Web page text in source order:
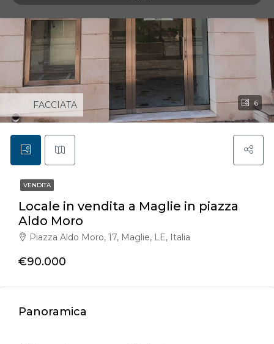
6
FACCIATA
VENDITA
Locale in vendita a Maglie in piazza
Aldo Moro
Piazza Aldo Moro, 17, Maglie, LE, Italia
€90.000
Panoramica